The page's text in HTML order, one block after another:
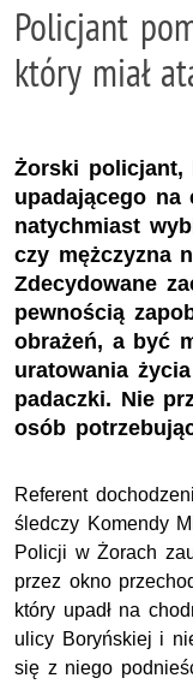
Policjant
który miał
Żorski policjant,
upadającego na
natychmiast
czy mężczyzna
Zdecydowane
pewnością
obrażeń, a być
uratowania
padaczki. Nie
osób
Referent
śledczy Komendy
Policji w Żorach
przez okno
który upadł na
ulicy Boryńskiej i
się z niego